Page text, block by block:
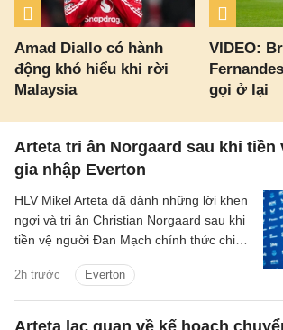
Amad Diallo có hành
động khó hiểu khi rời
Malaysia
VIDEO:
gọi ở lại
Arteta tri ân Norgaard sau khi tiền
gia nhập Everton
2h trước Everton
HLV Mikel Arteta đã dành những lời khen
ngợi và tri ân Christian Norgaard sau khi
tiền vệ người Đan Mạch chính thức chia
Everton trong thương vụ trị giá 7 triệu
bảng.
Arteta lạc quan về kế hoạch